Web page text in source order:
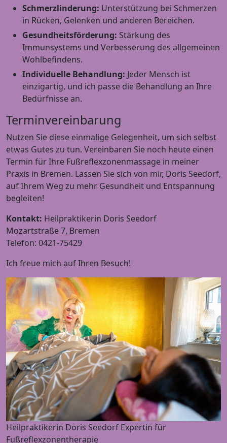
Schmerzlinderung: Unterstützung bei Schmerzen
in Rücken, Gelenken und anderen Bereichen.
Gesundheitsförderung: Stärkung des
Immunsystems und Verbesserung des allgemeinen
Wohlbefindens.
Individuelle Behandlung: Jeder Mensch ist
einzigartig, und ich passe die Behandlung an Ihre
Bedürfnisse an.
Terminvereinbarung
Nutzen Sie diese einmalige Gelegenheit, um sich selbst
etwas Gutes zu tun. Vereinbaren Sie noch heute einen
Termin für Ihre Fußreflexzonenmassage in meiner
Praxis in Bremen. Lassen Sie sich von mir, Doris Seedorf,
auf Ihrem Weg zu mehr Gesundheit und Entspannung
begleiten!
Kontakt: Heilpraktikerin Doris Seedorf
Mozartstraße 7, Bremen
Telefon: 0421-75429
Ich freue mich auf Ihren Besuch!
Heilpraktikerin Doris Seedorf Expertin für
Fußreflexzonentherapie